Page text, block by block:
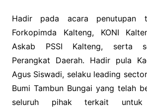
Hadir pada acara penutupan
Forkopimda Kalteng, KONI
Askab PSSI Kalteng, serta
Perangkat Daerah. Hadir pula
Agus Siswadi, selaku leading
Bumi Tambun Bungai yang telah
seluruh pihak terkait untuk